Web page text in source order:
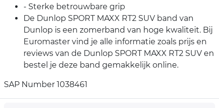
- Sterke betrouwbare grip
De Dunlop SPORT MAXX RT2 SUV band van
Dunlop is een zomerband van hoge kwaliteit. Bij
Euromaster vind je alle informatie zoals prijs en
reviews van de Dunlop SPORT MAXX RT2 SUV en
bestel je deze band gemakkelijk online.
SAP Number 1038461